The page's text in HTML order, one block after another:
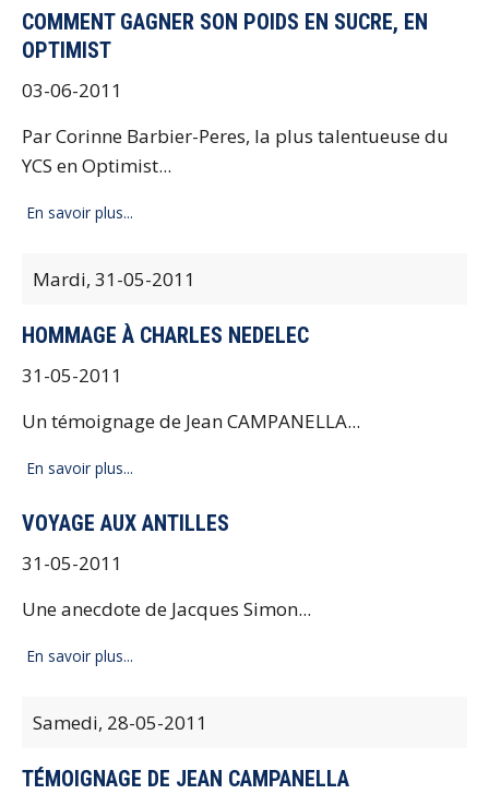
COMMENT GAGNER SON POIDS EN SUCRE, EN
OPTIMIST
03-06-2011
Par Corinne Barbier-Peres, la plus talentueuse du
YCS en Optimist...
En savoir plus...
Mardi, 31-05-2011
HOMMAGE À CHARLES NEDELEC
31-05-2011
Un témoignage de Jean CAMPANELLA...
En savoir plus...
VOYAGE AUX ANTILLES
31-05-2011
Une anecdote de Jacques Simon...
En savoir plus...
Samedi, 28-05-2011
TÉMOIGNAGE DE JEAN CAMPANELLA